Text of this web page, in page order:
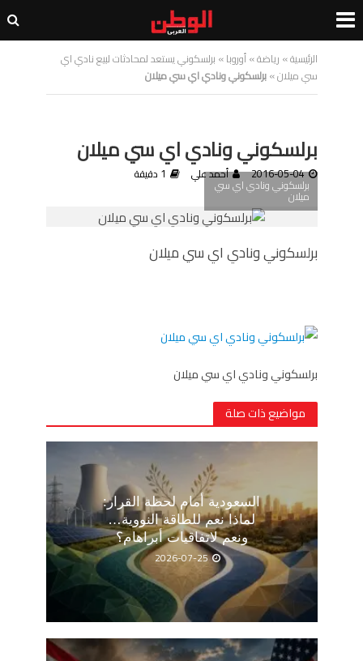
الرئيسية» رياضة»أوروبا» برلسكوني يستعد لمحادثات لبيع نادي اي
سي ميلان»برلسكوني ونادي اي سي ميلان
برلسكوني ونادي اي سي ميلان
2016-05-04 أحمد علي 1 دقيقة
برلسكوني ونادي اي سي
ميلان
برلسكوني ونادي اي سي ميلان
برلسكوني ونادي اي سي ميلان
مواضيع ذات صلة
السعودية أمام لحظة القرار:
لماذا نعم للطاقة النووية…
ونعم لاتفاقيات أبراهام؟
2026-07-25